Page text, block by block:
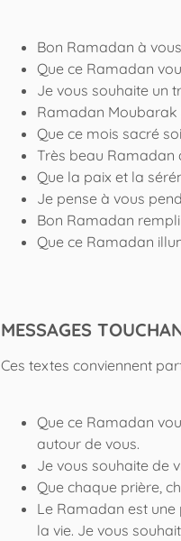
Bon Ramadan à
Que ce Ramadan
Je vous souhaite un
Ramadan Moubarak
Que ce mois sacré
Très beau Ramadan
Que la paix et la
Je pense à vous
Bon Ramadan
Que ce Ramadan
MESSAGES
Ces textes conviennent
Que ce Ramadan
autour de vous.
Je vous souhaite de
Que chaque prière,
Le Ramadan est
la vie. Je vous